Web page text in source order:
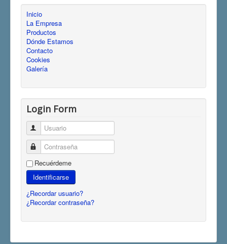
Inicio
La Empresa
Productos
Dónde Estamos
Contacto
Cookies
Galería
Login Form
Usuario
Contraseña
Recuérdeme
Identificarse
¿Recordar usuario?
¿Recordar contraseña?